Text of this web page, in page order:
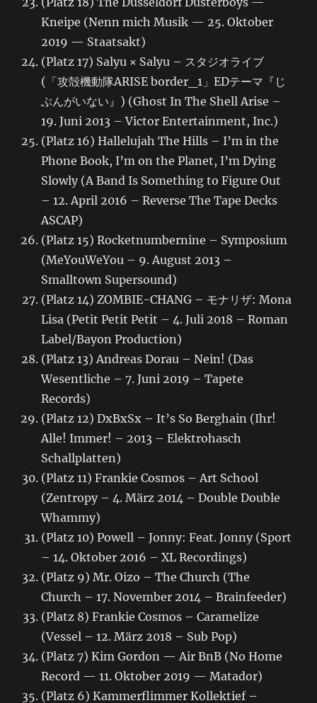
Kneipe (Nenn mich Musik — 25. Oktober
2019 — Staatsakt)
(Platz 17) Salyu × Salyu – スタジオライブ
(「攻殻機動隊ARISE border_1」EDテーマ『じ
ぶんがいない』) (Ghost In The Shell Arise –
19. Juni 2013 – Victor Entertainment, Inc.)
(Platz 16) Hallelujah The Hills – I’m in the
Phone Book, I’m on the Planet, I’m Dying
Slowly (A Band Is Something to Figure Out
– 12. April 2016 – Reverse The Tape Decks
ASCAP)
(Platz 15) Rocketnumbernine – Symposium
(MeYouWeYou – 9. August 2013 –
Smalltown Supersound)
(Platz 14) ZOMBIE-CHANG – モナリザ: Mona
Lisa (Petit Petit Petit – 4. Juli 2018 – Roman
Label/Bayon Production)
(Platz 13) Andreas Dorau – Nein! (Das
Wesentliche – 7. Juni 2019 – Tapete
Records)
(Platz 12) DxBxSx – It’s So Berghain (Ihr!
Alle! Immer! – 2013 – Elektrohasch
Schallplatten)
(Platz 11) Frankie Cosmos – Art School
(Zentropy – 4. März 2014 – Double Double
Whammy)
(Platz 10) Powell – Jonny: Feat. Jonny (Sport
– 14. Oktober 2016 – XL Recordings)
(Platz 9) Mr. Oizo – The Church (The
Church – 17. November 2014 – Brainfeeder)
(Platz 8) Frankie Cosmos – Caramelize
(Vessel – 12. März 2018 – Sub Pop)
(Platz 7) Kim Gordon ‎— Air BnB (No Home
Record — 11. Oktober 2019 — Matador)
(Platz 6) Kammerflimmer Kollektief –